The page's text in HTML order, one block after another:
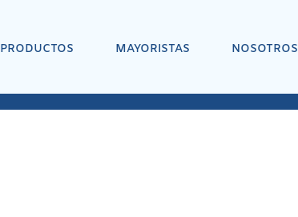
PRODUCTOS MAYORISTAS NOSOTROS